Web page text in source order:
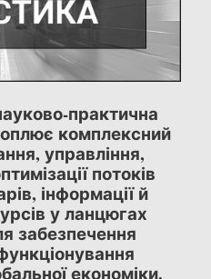
практична
комплексний
управління,
потоків
інформації й
у ланцюгах
забезпечення
економіки.